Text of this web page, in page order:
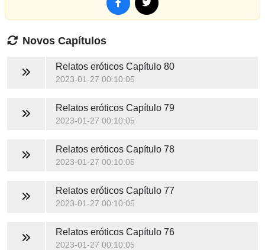
Novos Capítulos
Relatos eróticosCapítulo 80
2023-01-27 00:10:05
Relatos eróticosCapítulo 79
2023-01-27 00:10:05
Relatos eróticosCapítulo 78
2023-01-27 00:10:05
Relatos eróticosCapítulo 77
2023-01-27 00:10:05
Relatos eróticosCapítulo 76
2023-01-27 00:10:05